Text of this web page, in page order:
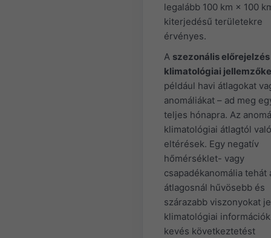
legalább 100 km × 100
kiterjedésű területekre
érvényes.
A szezonális előrejelzés
klimatológiai
például havi átlagokat
anomáliákat – ad meg
teljes hónapra. Az
klimatológiai átlagtól való
eltérések. Egy negatív
hőmérséklet- vagy
csapadékanomália tehát
átlagosnál hűvösebb és
szárazabb viszonyokat
klimatológiai információk
kevés következtetést